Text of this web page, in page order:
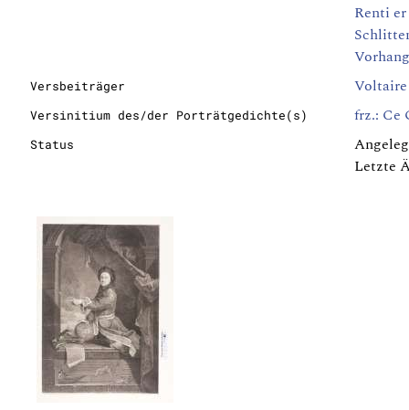
Renti er
Vorhang
Versbeiträger Voltaire
Versinitium des/der Porträtgedichte(s) frz.: Ce
Status
Letzte